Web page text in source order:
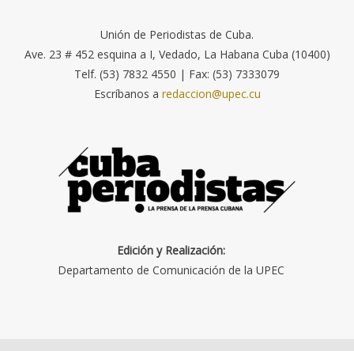
Unión de Periodistas de Cuba.
Ave. 23 # 452 esquina a I, Vedado, La Habana Cuba (10400)
Telf. (53) 7832 4550 | Fax: (53) 7333079
Escríbanos a redaccion@upec.cu
Edición y Realización:
Departamento de Comunicación de la UPEC